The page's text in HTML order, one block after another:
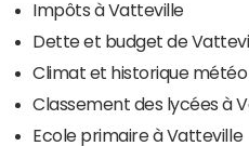
Impôts à Vatteville
Dette et budget de
Climat et historique
Classement des lycées à
Ecole primaire à Vatteville